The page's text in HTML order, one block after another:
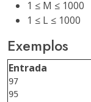
1 ≤ M ≤ 1000
1 ≤ L ≤ 1000
Exemplos
Entrada
97
95